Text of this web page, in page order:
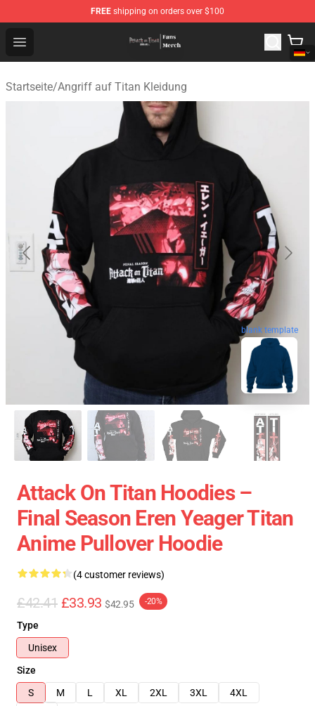
FREE shipping on orders over $100
Open menu
Attack On Titan Store - Official Attack On Titan
Startseite/Angriff auf Titan Kleidung
blank template
Attack On Titan Hoodies –
Final Season Eren Yeager Titan
Anime Pullover Hoodie
(4 customer reviews)
£42.41 £33.93 $42.95 -20%
Type
Unisex
Size
S
M L XL 2XL 3XL
4XL